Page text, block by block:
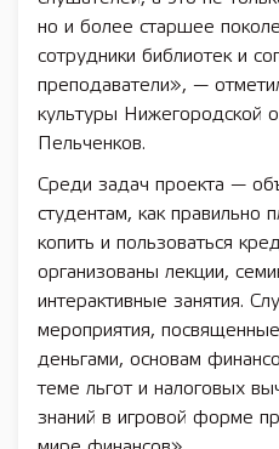
но и более старшее
сотрудники библиотек и
преподаватели», —
культуры Нижегородской
Пельченков.
Среди задач проекта —
студентам, как правильно
копить и пользоваться
организованы лекции,
интерактивные занятия.
мероприятия,
деньгами, основам
теме льгот и налоговых
знаний в игровой форме